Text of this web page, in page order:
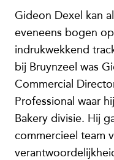
Gideon Dexel kan
eveneens bogen
indrukwekkend
bij Bruynzeel was
Commercial
Professional waar
Bakery divisie. Hij
commercieel team